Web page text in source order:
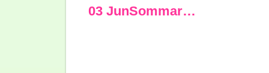
03 JunSommar…